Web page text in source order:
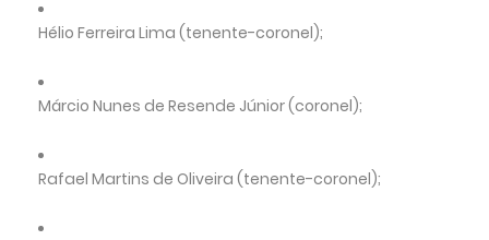
Hélio Ferreira Lima (tenente-coronel);
Márcio Nunes de Resende Júnior (coronel);
Rafael Martins de Oliveira (tenente-coronel);